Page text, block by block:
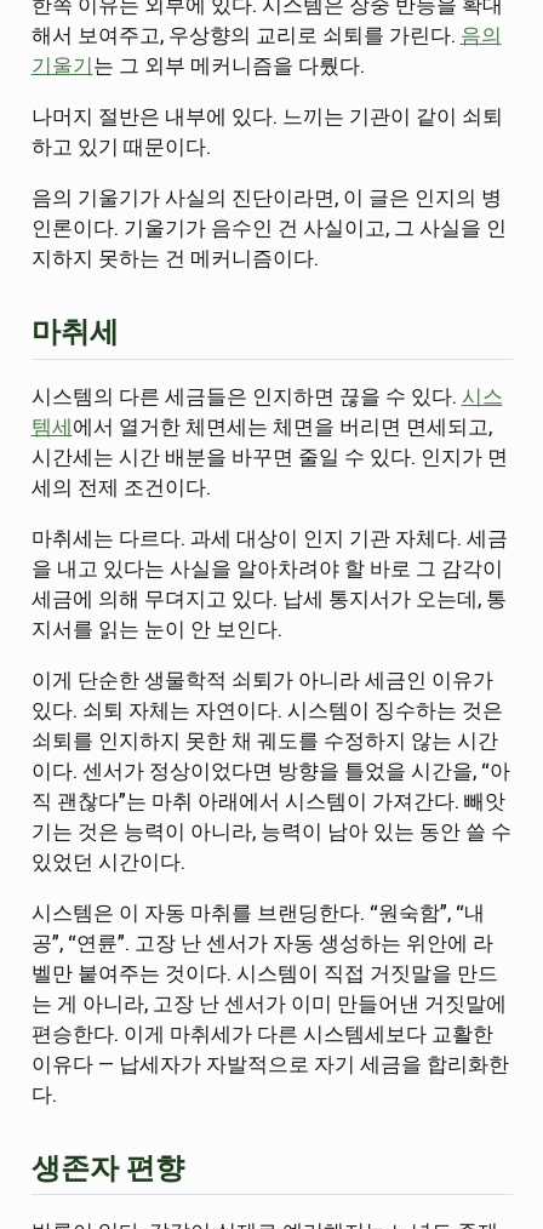
해서 보여주고, 우상향의 교리로 쇠퇴를 가린다. 음의
기울기는 그 외부 메커니즘을 다뤘다.
나머지 절반은 내부에 있다. 느끼는 기관이 같이 쇠퇴
하고 있기 때문이다.
음의 기울기가 사실의 진단이라면, 이 글은 인지의 병
인론이다. 기울기가 음수인 건 사실이고, 그 사실을 인
지하지 못하는 건 메커니즘이다.
마취세
시스템의 다른 세금들은 인지하면 끊을 수 있다. 시스
템세에서 열거한 체면세는 체면을 버리면 면세되고,
시간세는 시간 배분을 바꾸면 줄일 수 있다. 인지가 면
세의 전제 조건이다.
마취세는 다르다. 과세 대상이 인지 기관 자체다. 세금
을 내고 있다는 사실을 알아차려야 할 바로 그 감각이
세금에 의해 무뎌지고 있다. 납세 통지서가 오는데, 통
지서를 읽는 눈이 안 보인다.
이게 단순한 생물학적 쇠퇴가 아니라 세금인 이유가
있다. 쇠퇴 자체는 자연이다. 시스템이 징수하는 것은
쇠퇴를 인지하지 못한 채 궤도를 수정하지 않는 시간
이다. 센서가 정상이었다면 방향을 틀었을 시간을, “아
직 괜찮다”는 마취 아래에서 시스템이 가져간다. 빼앗
기는 것은 능력이 아니라, 능력이 남아 있는 동안 쓸 수
있었던 시간이다.
시스템은 이 자동 마취를 브랜딩한다. “원숙함”, “내
공”, “연륜”. 고장 난 센서가 자동 생성하는 위안에 라
벨만 붙여주는 것이다. 시스템이 직접 거짓말을 만드
는 게 아니라, 고장 난 센서가 이미 만들어낸 거짓말에
편승한다. 이게 마취세가 다른 시스템세보다 교활한
이유다 — 납세자가 자발적으로 자기 세금을 합리화한
다.
생존자 편향